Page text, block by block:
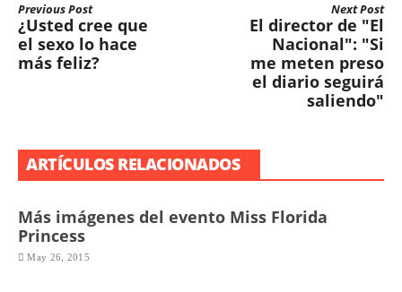
Previous Post
¿Usted cree que
el sexo lo hace
más feliz?
Next Post
El director de "El
Nacional": "Si
me meten preso
el diario seguirá
saliendo"
ARTÍCULOS RELACIONADOS
Más imágenes del evento Miss Florida
Princess
May 26, 2015